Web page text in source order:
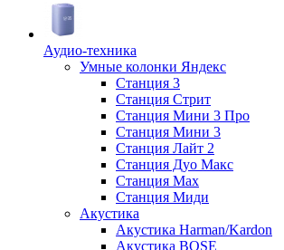
Аудио-техника
Умные колонки Яндекс
Станция 3
Станция Стрит
Станция Мини 3 Про
Станция Мини 3
Станция Лайт 2
Станция Дуо Макс
Станция Max
Станция Миди
Акустика
Акустика Harman/Kardon
Акустика BOSE